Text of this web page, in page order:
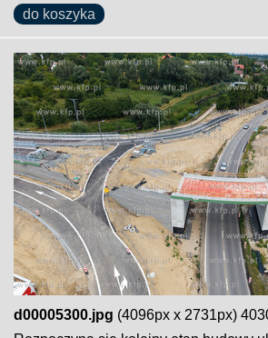
do koszyka
d00005300.jpg (4096px x 2731px)